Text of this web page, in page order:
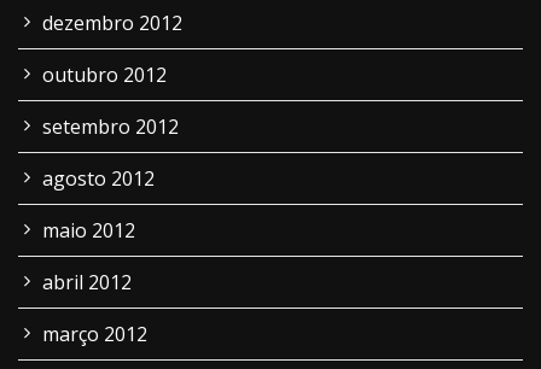
dezembro 2012
outubro 2012
setembro 2012
agosto 2012
maio 2012
abril 2012
março 2012